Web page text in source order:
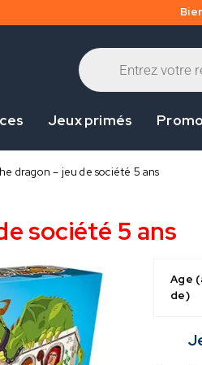
Jeux primés
dragon – jeu de société 5 ans
société 5 ans
Age
de)